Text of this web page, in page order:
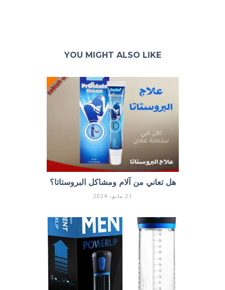
YOU MIGHT ALSO LIKE
هل تعاني من آلام ومشاكل البروستاتا؟
21 مايو، 2024